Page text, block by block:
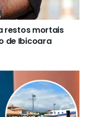
restos mortais
de Ibicoara